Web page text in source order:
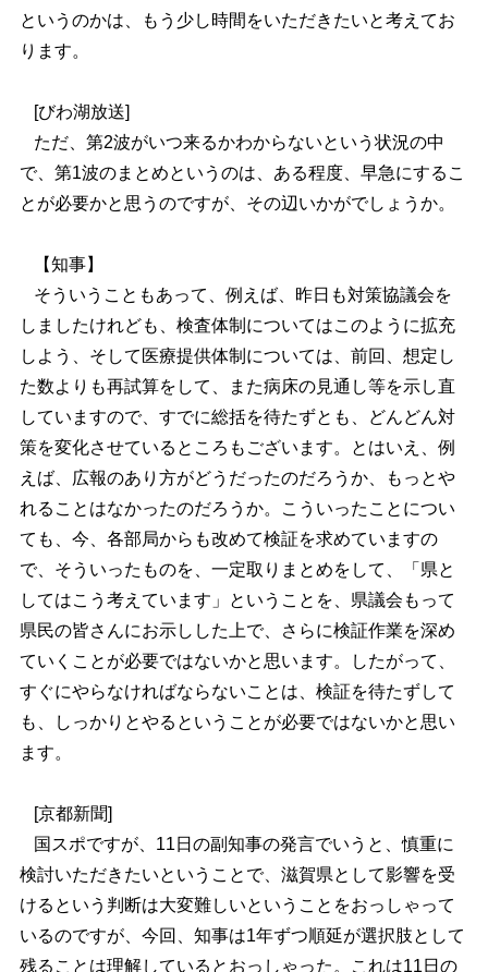
というのかは、もう少し時間をいただきたいと考えてお
ります。
[びわ湖放送]
ただ、第2波がいつ来るかわからないという状況の中
で、第1波のまとめというのは、ある程度、早急にするこ
とが必要かと思うのですが、その辺いかがでしょうか。
【知事】
そういうこともあって、例えば、昨日も対策協議会を
しましたけれども、検査体制についてはこのように拡充
しよう、そして医療提供体制については、前回、想定し
た数よりも再試算をして、また病床の見通し等を示し直
していますので、すでに総括を待たずとも、どんどん対
策を変化させているところもございます。とはいえ、例
えば、広報のあり方がどうだったのだろうか、もっとや
れることはなかったのだろうか。こういったことについ
ても、今、各部局からも改めて検証を求めていますの
で、そういったものを、一定取りまとめをして、「県と
してはこう考えています」ということを、県議会もって
県民の皆さんにお示しした上で、さらに検証作業を深め
ていくことが必要ではないかと思います。したがって、
すぐにやらなければならないことは、検証を待たずして
も、しっかりとやるということが必要ではないかと思い
ます。
[京都新聞]
国スポですが、11日の副知事の発言でいうと、慎重に
検討いただきたいということで、滋賀県として影響を受
けるという判断は大変難しいということをおっしゃって
いるのですが、今回、知事は1年ずつ順延が選択肢として
残ることは理解しているとおっしゃった。これは11日の